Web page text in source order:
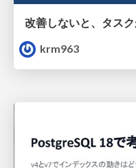
krm963